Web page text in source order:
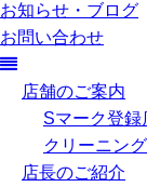
お知らせ・ブログ
お問い合わせ
店舗のご案内
Sマーク登録
クリーニン
店長のご紹介